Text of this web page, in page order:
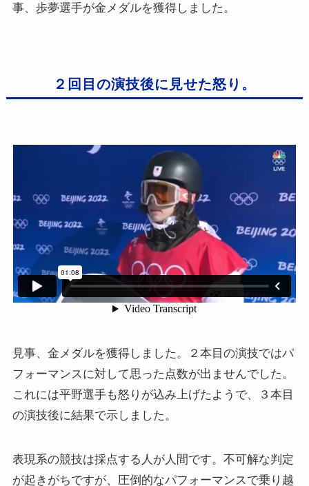
事、歩夢選手が金メダルを獲得しました。
２回目の演技後に見せた怒り。
見事、金メダルを獲得しました。２本目の演技ではパ
フォーマンスに対して思った点数が出ませんでした。
これには平野選手も怒りが込み上げたようで、３本目
の演技後に結果で示しました。
表現系の競技は採点する人が人間です。不可解な判定
が起きがちですが、圧倒的なパフォーマンスで乗り越